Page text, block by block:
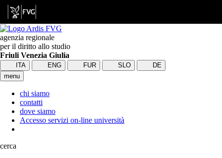
agenzia regionale
per il diritto allo studio
Friuli Venezia Giulia
ITA ENG FUR SLO
DE
menu
chi siamo
contatti
dove siamo
Accesso servizi on-line università
cerca